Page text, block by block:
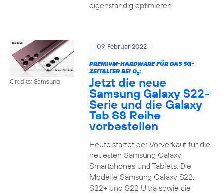
eigenständig optimieren.
Credits: Samsung
09. Februar 2022
PREMIUM-HARDWARE FÜR DAS 5G-
ZEITALTER BEI O2:
Jetzt die neue
Samsung Galaxy S22-
Serie und die Galaxy
Tab S8 Reihe
vorbestellen
Heute startet der Vorverkauf für die
neuesten Samsung Galaxy
Smartphones und Tablets. Die
Modelle Samsung Galaxy S22,
S22+ und S22 Ultra sowie die